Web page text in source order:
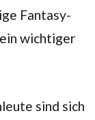
Fantasy-
wichtiger
sind sich